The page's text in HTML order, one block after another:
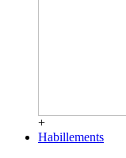
+
Habillements